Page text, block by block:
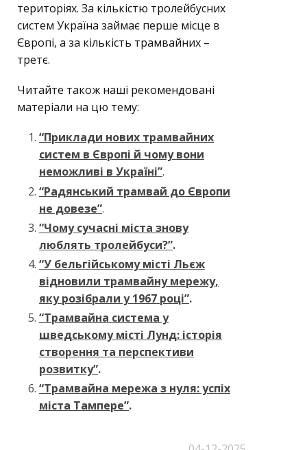
територіях. За кількістю тролейбусних
систем Україна займає перше місце в
Європі, а за кількість трамвайних –
третє.
Читайте також наші рекомендовані
матеріали на цю тему:
“Приклади нових трамвайних
систем в Європі й чому вони
неможливі в Україні”.
“Радянський трамвай до Європи
не довезе”.
“Чому сучасні міста знову
люблять тролейбуси?”.
“У бельгійському місті Льєж
відновили трамвайну мережу,
яку розібрали у 1967 році”.
“Трамвайна система у
шведському місті Лунд: історія
створення та перспективи
розвитку”.
“Трамвайна мережа з нуля: успіх
міста Тампере”.